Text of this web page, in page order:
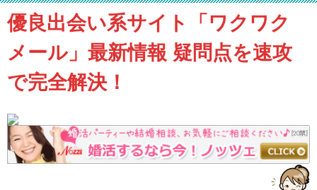
優良出会い系サイト「ワクワク
メール」最新情報 疑問点を速攻
で完全解決！